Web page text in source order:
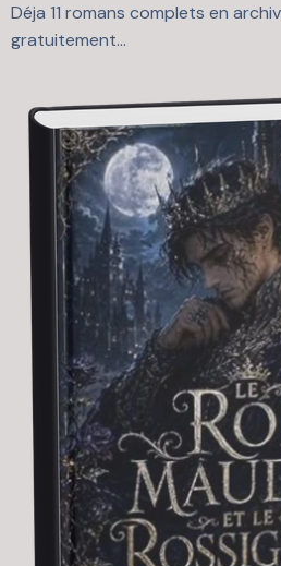
Déja 11 romans complets en
gratuitement...